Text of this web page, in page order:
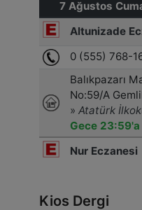
Kios Dergi